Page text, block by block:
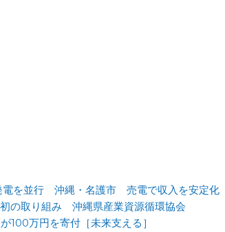
電を並行 沖縄・名護市 売電で収入を安定化
の取り組み 沖縄県産業資源循環協会
100万円を寄付［未来支える］